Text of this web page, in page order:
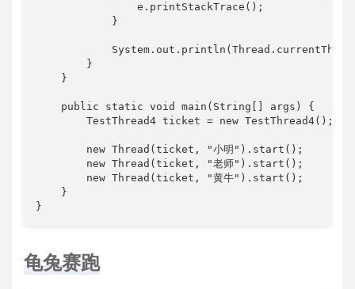
                e.printStackTrace();
            }
        }
    }
    public static void main(String[] args) {
        TestThread4 ticket = new TestThread4();
        new Thread(ticket, "小明").start();
        new Thread(ticket, "老师").start();
        new Thread(ticket, "黄牛").start();
    }
}
龟兔赛跑